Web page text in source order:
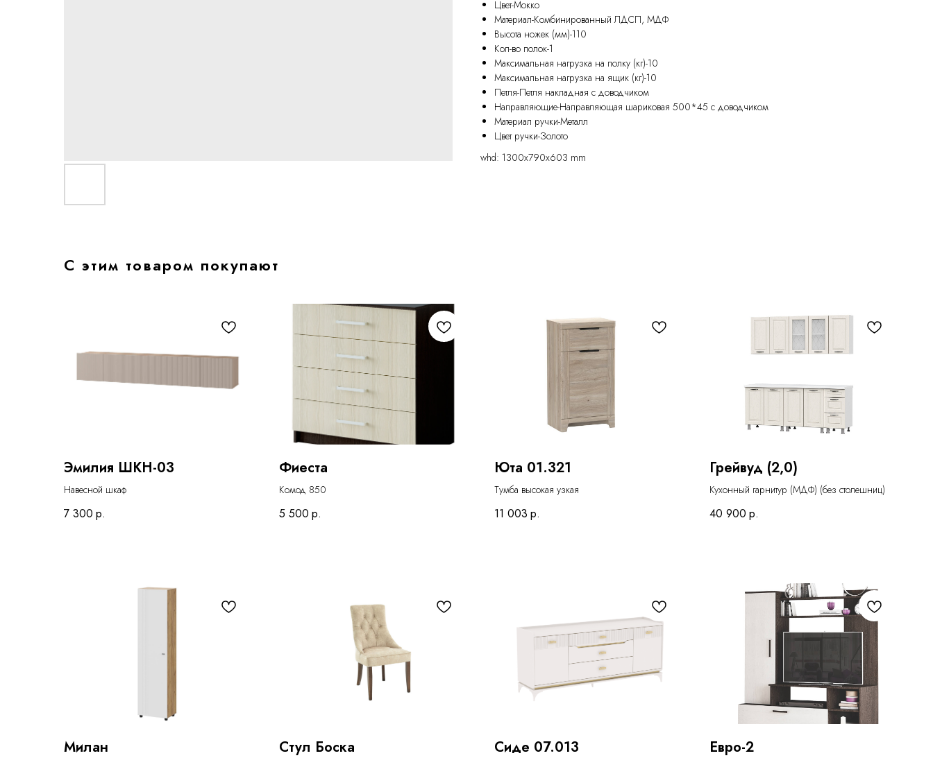
Цвет-Мокко
Материал-Комбинированный ЛДСП, МДФ
Высота ножек (мм)-110
Кол-во полок-1
Максимальная нагрузка на полку (кг)-10
Максимальная нагрузка на ящик (кг)-10
Петля-Петля накладная с доводчиком
Направляющие-Направляющая шариковая 500*45 с доводчиком
Материал ручки-Металл
Цвет ручки-Золото
whd: 1300x790x603 mm
С этим товаром покупают
Эмилия ШКН-03
Навесной шкаф
7 300 р.
Фиеста
Комод 850
5 500 р.
Юта 01.321
Тумба высокая узкая
11 003 р.
Грейвуд (2,0)
Кухонный гарнитур (МДФ) (без столешниц)
40 900 р.
Милан Стул Боска Сиде 07.013 Евро-2